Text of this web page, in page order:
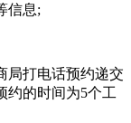
信息;
局打电话预约递交
约的时间为5个工